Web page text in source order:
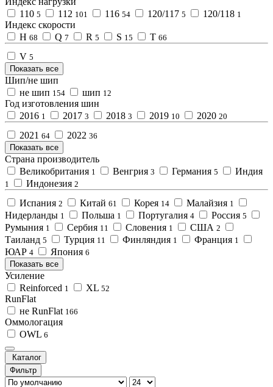
110 5 112 101 116 54 120/117 5 120/118 1
Индекс скорости
H 68 Q 7 R 5 S 15 T 66
V 5
Показать все
Шип/не шип
не шип 154 шип 12
Год изготовления шин
2016 1 2017 3 2018 3 2019 10 2020 20
2021 64 2022 36
Показать все
Страна производитель
Великобритания 1 Венгрия 3 Германия 5 Индия
1 Индонезия 2
Испания 2 Китай 61 Корея 14 Малайзия 1
Нидерланды 1 Польша 1 Португалия 4 Россия 5
Румыния 1 Сербия 11 Словения 1 США 2
Таиланд 5 Турция 11 Финляндия 1 Франция 1
ЮАР 4 Япония 6
Показать все
Усиление
Reinforced 1 XL 52
RunFlat
не RunFlat 166
Оммологация
OWL 6
Каталог
Фильтр